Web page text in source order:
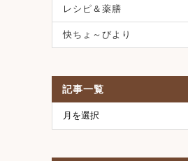
レシピ＆薬膳
快ちょ～びより
記事一覧